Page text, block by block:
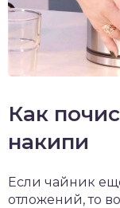
Как
накипи
Если чайник
отложений, то